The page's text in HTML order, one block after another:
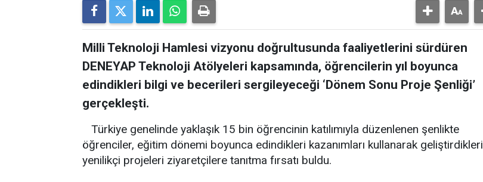
Milli Teknoloji Hamlesi vizyonu doğrultusunda faaliyetlerini sürdüren
DENEYAP Teknoloji Atölyeleri kapsamında, öğrencilerin yıl boyunca
edindikleri bilgi ve becerileri sergileyeceği ‘Dönem Sonu Proje Şenliği’
gerçekleşti.
Türkiye genelinde yaklaşık 15 bin öğrencinin katılımıyla düzenlenen şenlikte
öğrenciler, eğitim dönemi boyunca edindikleri kazanımları kullanarak geliştirdikleri
yenilikçi projeleri ziyaretçilere tanıtma fırsatı buldu.